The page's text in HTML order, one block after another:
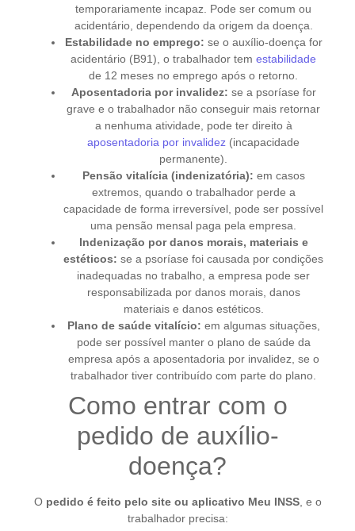
temporariamente incapaz. Pode ser comum ou
acidentário, dependendo da origem da doença.
Estabilidade no emprego: se o auxílio-doença for
acidentário (B91), o trabalhador tem estabilidade
de 12 meses no emprego após o retorno.
Aposentadoria por invalidez: se a psoríase for
grave e o trabalhador não conseguir mais retornar
a nenhuma atividade, pode ter direito à
aposentadoria por invalidez (incapacidade
permanente).
Pensão vitalícia (indenizatória): em casos
extremos, quando o trabalhador perde a
capacidade de forma irreversível, pode ser possível
uma pensão mensal paga pela empresa.
Indenização por danos morais, materiais e
estéticos: se a psoríase foi causada por condições
inadequadas no trabalho, a empresa pode ser
responsabilizada por danos morais, danos
materiais e danos estéticos.
Plano de saúde vitalício: em algumas situações,
pode ser possível manter o plano de saúde da
empresa após a aposentadoria por invalidez, se o
trabalhador tiver contribuído com parte do plano.
Como entrar com o
pedido de auxílio-
doença?
O pedido é feito pelo site ou aplicativo Meu INSS, e o
trabalhador precisa: